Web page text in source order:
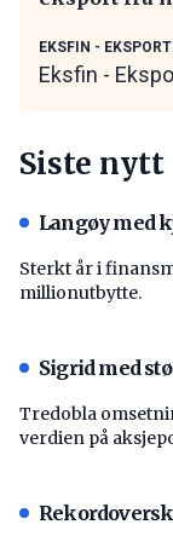
EKSFIN -
Eksfin -
Siste nytt
Langøy med
Sterkt år i
millionutbytte.
Sigrid med
Tredobla
verdien på